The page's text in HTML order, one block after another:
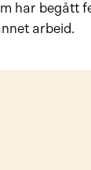
har begått
arbeid.